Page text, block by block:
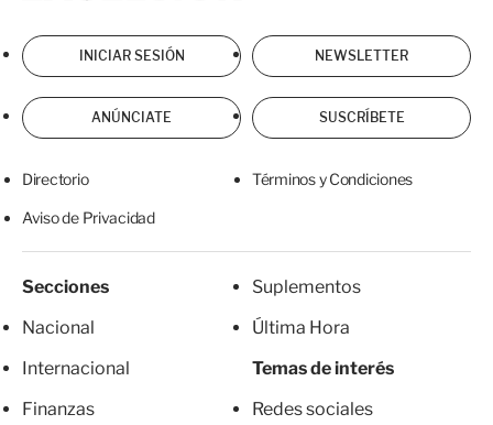
INICIAR SESIÓN NEWSLETTER
ANÚNCIATE SUSCRÍBETE
Directorio Términos y Condiciones
Aviso de Privacidad
Secciones
Nacional
Internacional
Finanzas
Suplementos
Última Hora
Temas de interés
Redes sociales